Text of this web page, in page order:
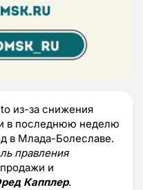
из-за снижения
в последнюю неделю
в Млада-Болеславе.
правления
и
Капплер.